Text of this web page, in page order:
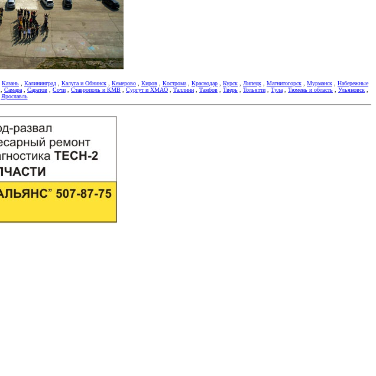
Казань , Калининград , Калуга и Обнинск , Кемерово , Киров , Кострома, Краснодар , Курск , Липецк , Магнитогорск , Мурманск , Набережные
, Самара, Саратов , Сочи , Ставрополь и КМВ , Сургут и ХМАО , Таллинн , Тамбов , Тверь , Тольятти , Тула, Тюмень и область , Ульяновск ,
Ярославль